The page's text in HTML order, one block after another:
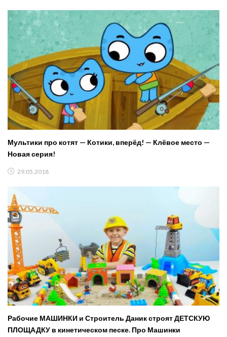
Мультики про котят — Котики, вперёд! — Клёвое место —
Новая серия!
29.05.2018
Рабочие МАШИНКИ и Строитель Даник строят ДЕТСКУЮ
ПЛОЩАДКУ в кинетическом песке. Про Машинки